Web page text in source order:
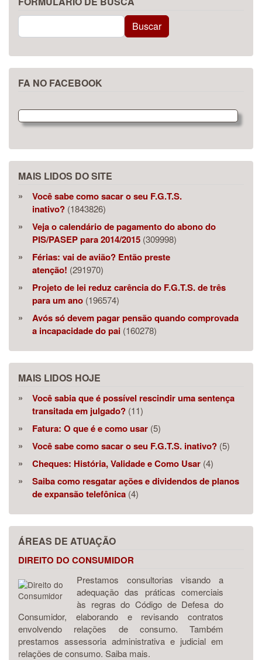
Buscar Buscar
FA NO FACEBOOK
MAIS LIDOS DO SITE
Você sabe como sacar o seu F.G.T.S.
inativo? (1843826)
Veja o calendário de pagamento do abono do
PIS/PASEP para 2014/2015 (309998)
Férias: vai de avião? Então preste
atenção! (291970)
Projeto de lei reduz carência do F.G.T.S. de três
para um ano (196574)
Avós só devem pagar pensão quando comprovada
a incapacidade do pai (160278)
MAIS LIDOS HOJE
Você sabia que é possível rescindir uma sentença
transitada em julgado? (11)
Fatura: O que é e como usar (5)
Você sabe como sacar o seu F.G.T.S. inativo? (5)
Cheques: História, Validade e Como Usar (4)
Saiba como resgatar ações e dividendos de planos
de expansão telefônica (4)
ÁREAS DE ATUAÇÃO
DIREITO DO CONSUMIDOR
Prestamos consultorias visando a
adequação das práticas comerciais
às regras do Código de Defesa do
Consumidor, elaborando e revisando contratos
envolvendo relações de consumo. Também
prestamos assessoria administrativa e judicial em
relações de consumo. Saiba mais.